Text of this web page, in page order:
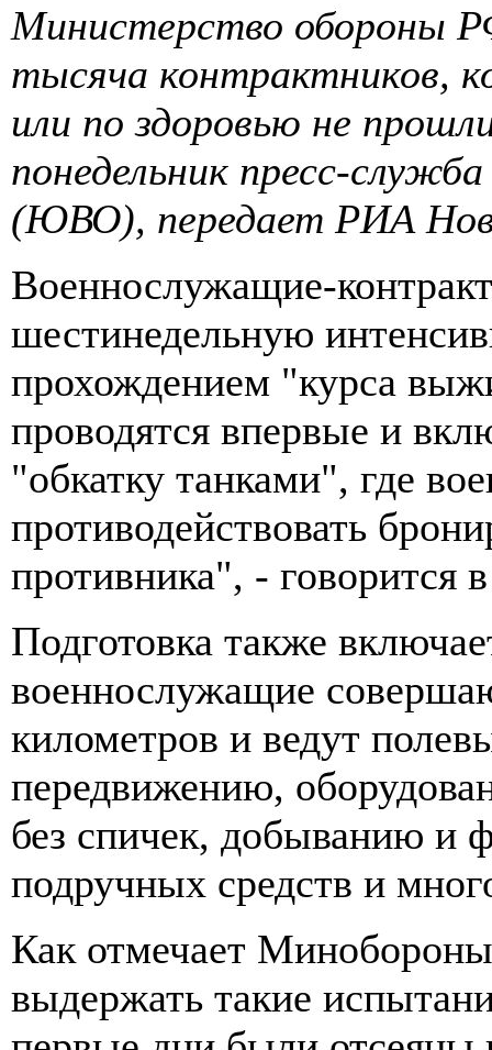
Министерство обороны
тысяча контрактников,
или по здоровью не
понедельник пресс-
(ЮВО), передает РИА
Военнослужащие-
шестинедельную
прохождением "курса
проводятся впервые и
"обкатку танками", где
противодействовать
противника", - говорится
Подготовка также
военнослужащие
километров и ведут
передвижению,
без спичек, добыванию и
подручных средств и
Как отмечает
выдержать такие